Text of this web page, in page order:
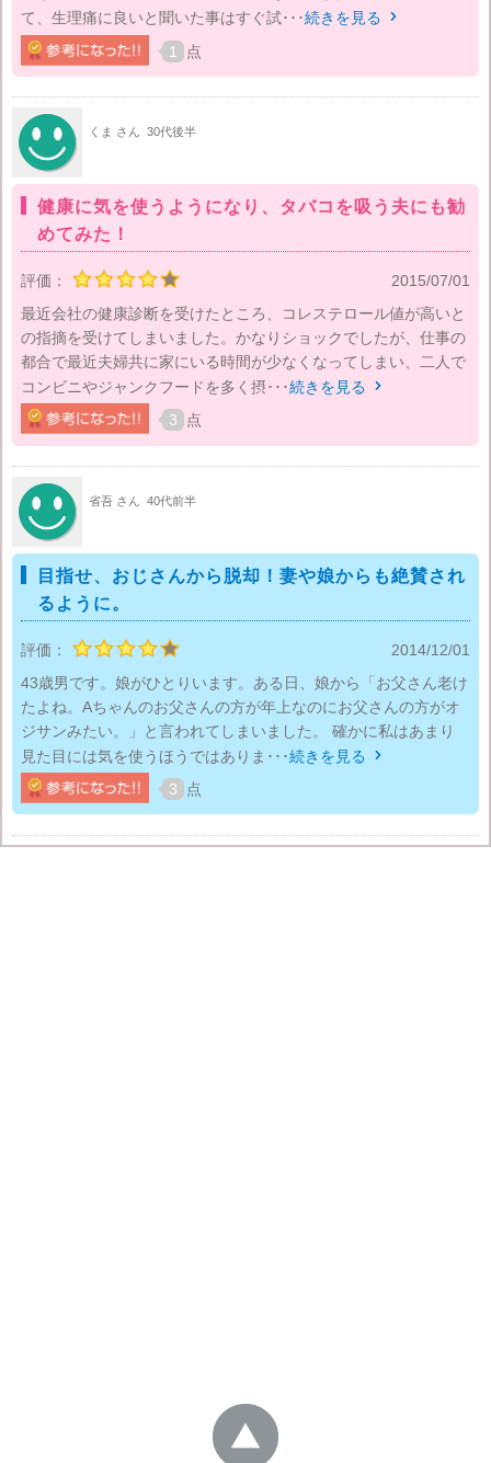
て、生理痛に良いと聞いた事はすぐ試･･･続きを見る 
1 点
くま さん 30代後半
健康に気を使うようになり、タバコを吸う夫にも勧
めてみた！
評価：
2015/07/01
最近会社の健康診断を受けたところ、コレステロール値が高いと
の指摘を受けてしまいました。かなりショックでしたが、仕事の
都合で最近夫婦共に家にいる時間が少なくなってしまい、二人で
コンビニやジャンクフードを多く摂･･･続きを見る 
3 点
省吾 さん 40代前半
目指せ、おじさんから脱却！妻や娘からも絶賛され
るように。
評価：
2014/12/01
43歳男です。娘がひとりいます。ある日、娘から「お父さん老け
たよね。Aちゃんのお父さんの方が年上なのにお父さんの方がオ
ジサンみたい。」と言われてしまいました。 確かに私はあまり
見た目には気を使うほうではありま･･･続きを見る 
3 点